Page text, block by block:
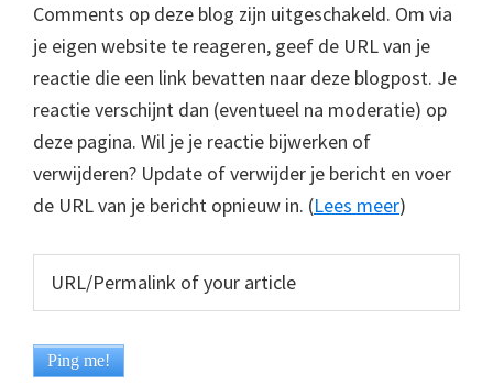
Comments op deze blog zijn uitgeschakeld. Om via
je eigen website te reageren, geef de URL van je
reactie die een link bevatten naar deze blogpost. Je
reactie verschijnt dan (eventueel na moderatie) op
deze pagina. Wil je je reactie bijwerken of
verwijderen? Update of verwijder je bericht en voer
de URL van je bericht opnieuw in. (Lees meer)